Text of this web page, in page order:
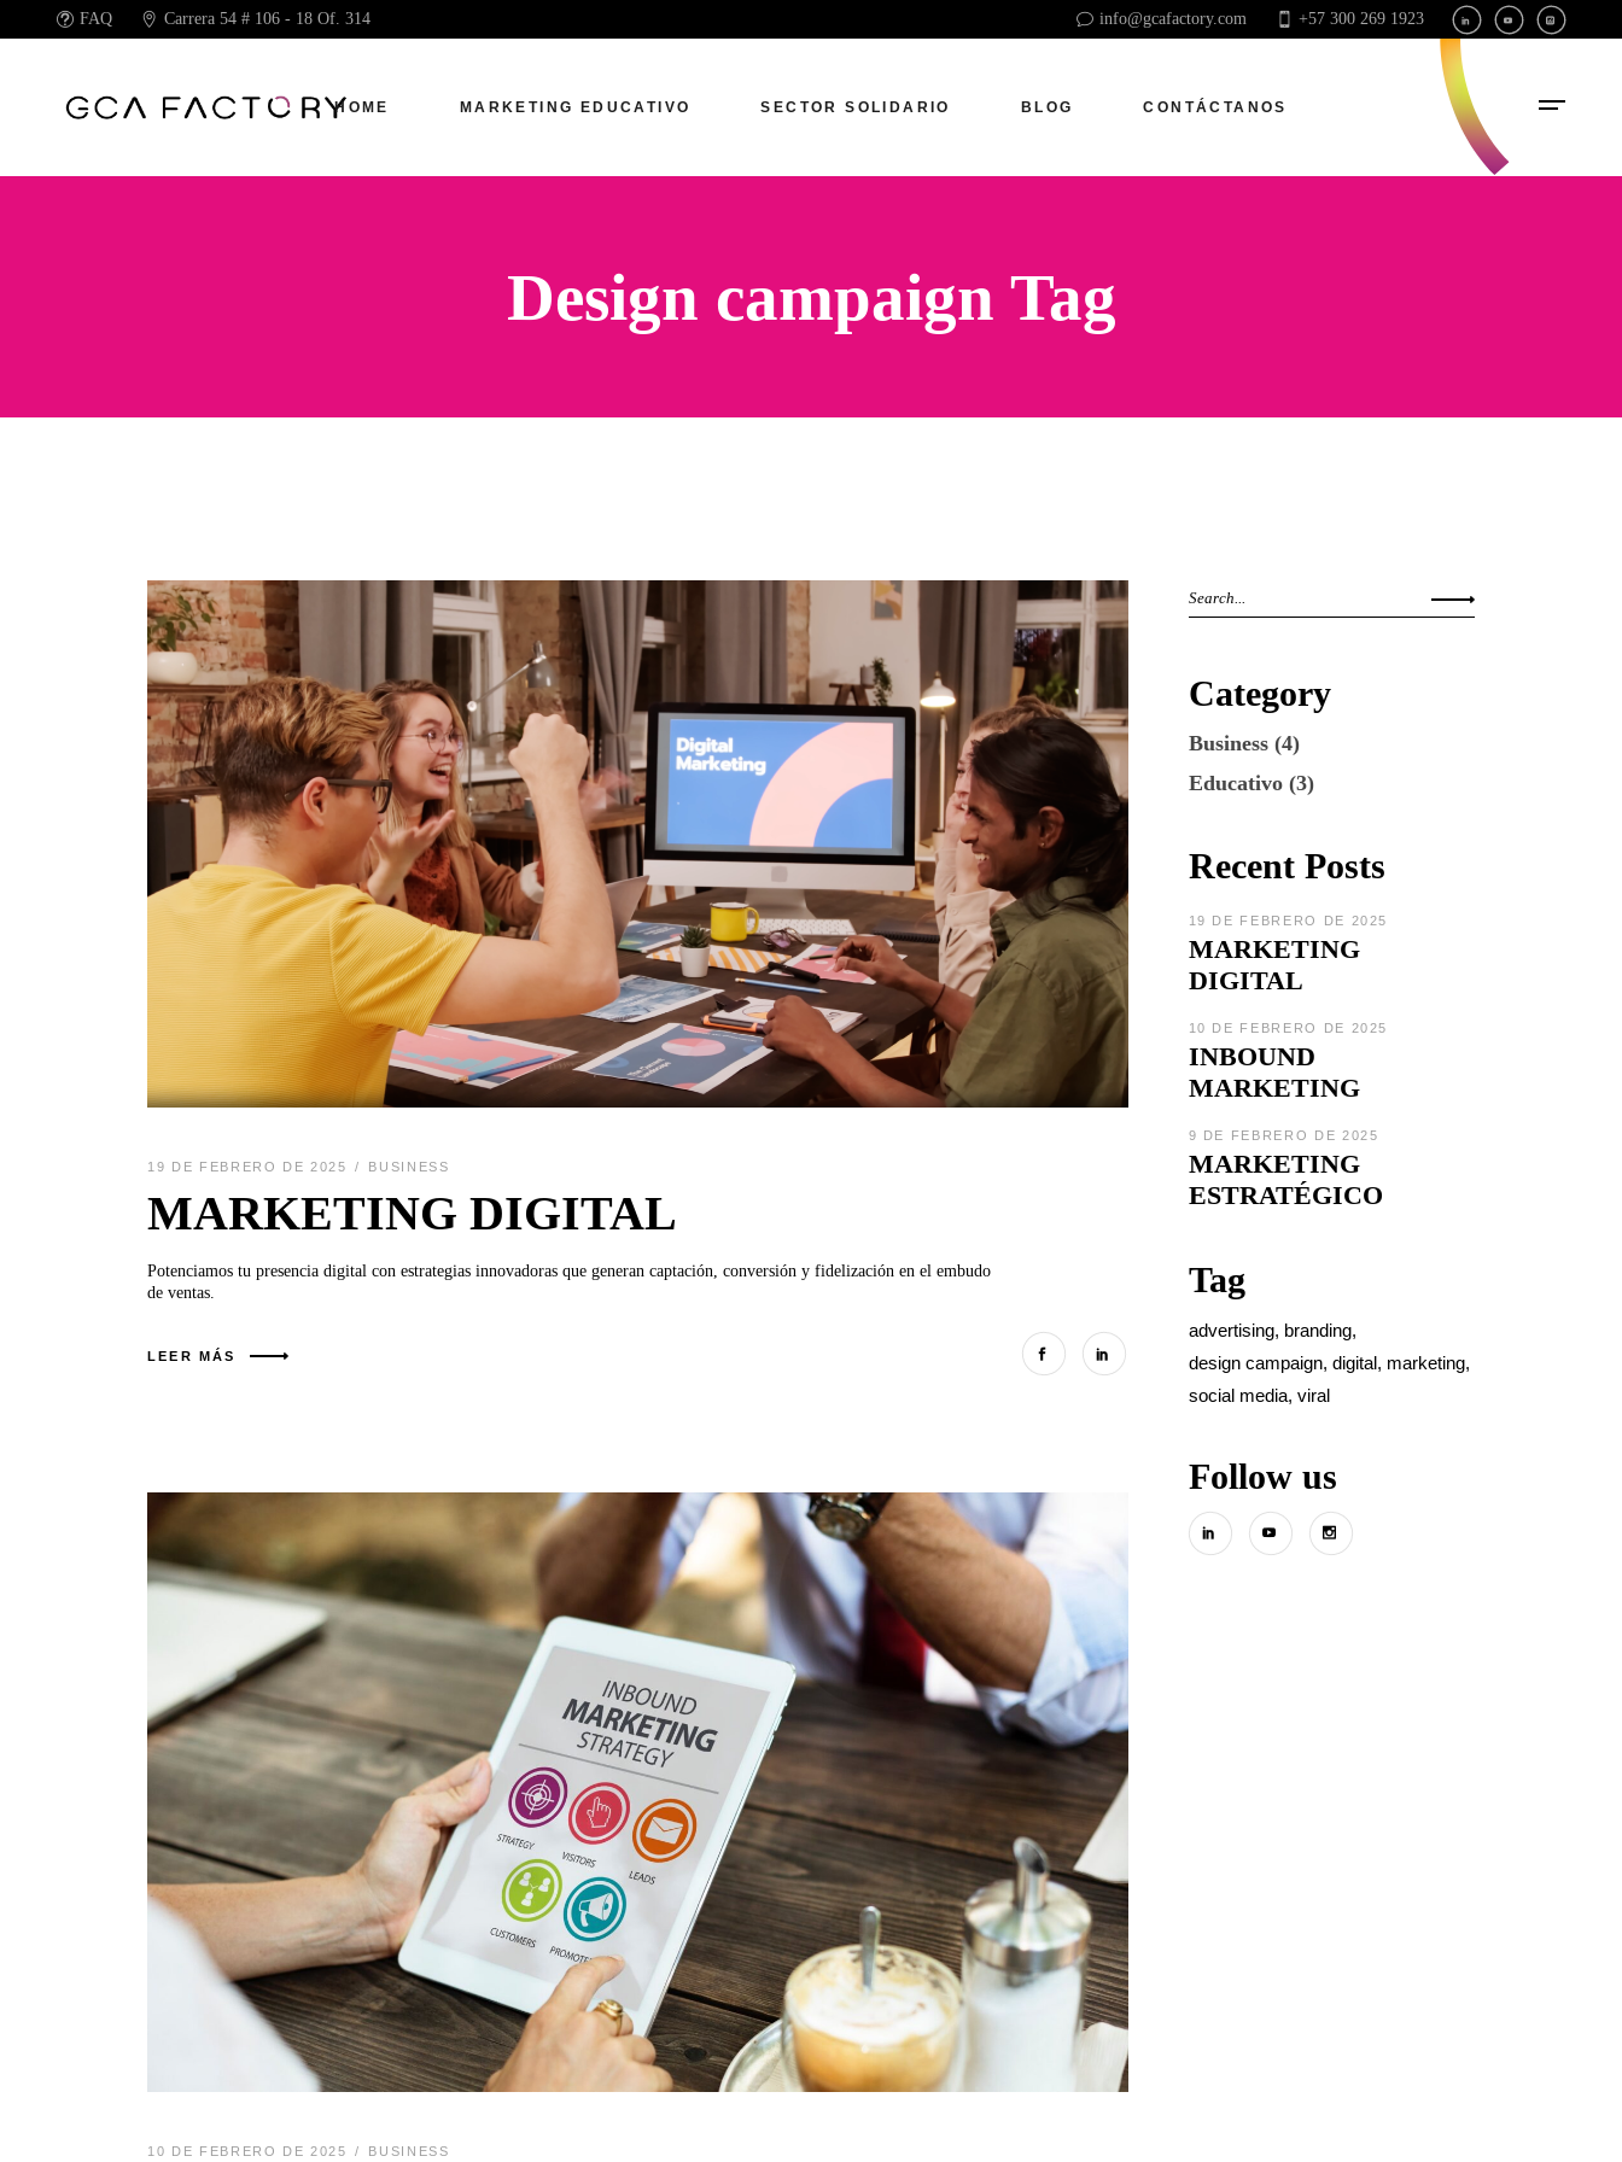
FAQ Carrera 54 # 106 - 18 Of. 314 info@gcafactory.com +57 300 269 1923
HOME MARKETING EDUCATIVO SECTOR SOLIDARIO BLOG CONTÁCTANOS
Design campaign Tag
19 DE FEBRERO DE 2025 BUSINESS
MARKETING DIGITAL
Potenciamos tu presencia digital con estrategias innovadoras que generan captación, conversión y fidelización en el embudo
de ventas.
LEER MÁS
10 DE FEBRERO DE 2025 BUSINESS
Category
Business(4)
Educativo(3)
Recent Posts
19 DE FEBRERO DE 2025
MARKETING
DIGITAL
10 DE FEBRERO DE 2025
INBOUND
MARKETING
9 DE FEBRERO DE 2025
MARKETING
ESTRATÉGICO
Tag
advertising branding
design campaign digital marketing
social media viral
Follow us